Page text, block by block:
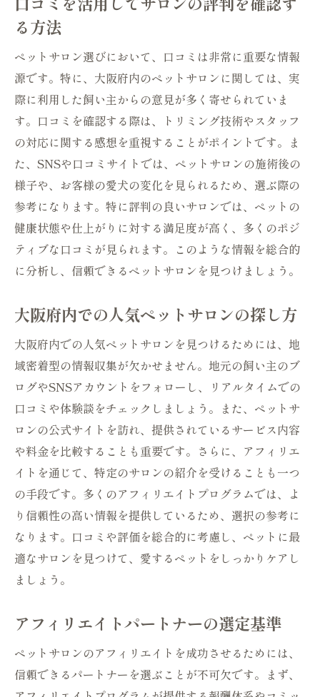
アフィリエイトサイトのレビューを活用す
ペットサロンの安全対策を確認する
大阪府内のアフィリエイト特典を利用する
方法
ペットサロン選びのための質問リストを作
成
実際に訪問する際のチェックポイント
ペットサロン選びの決め手大阪府内でのアフィ
リエイト活用法
アフィリエイトで得られる情報の活用法
大阪府でのサロン検索時の注目ポイント
ペットサロンの予約方法とその手順
アフィリエイトを使った効率的な時間管理
ペットサロンの選択における家族の意見を
尊重する
大阪府のペットサロンアフィリエイトで愛犬に
ぴったりのケアを
愛犬にとっての理想的なケアを見つける
大阪府のサロンで提供される特別ケア
アフィリエイトでアクセスできるサロンの
特典
ペットサロンでのカウンセリングの活用法
季節ごとのケアプランを提供するサロン
アフィリエイトで大阪府内の信頼できるペット
信頼性の確認方法とその指標
アフィリエイトサイトのランキングの活用
る方法
ペットサロン選びにおいて、口コミは非常に重要な情報
源です。特に、大阪府内のペットサロンに関しては、実
際に利用した飼い主からの意見が多く寄せられていま
す。口コミを確認する際は、トリミング技術やスタッフ
の対応に関する感想を重視することがポイントです。ま
た、SNSや口コミサイトでは、ペットサロンの施術後の
様子や、お客様の愛犬の変化を見られるため、選ぶ際の
参考になります。特に評判の良いサロンでは、ペットの
健康状態や仕上がりに対する満足度が高く、多くのポジ
ティブな口コミが見られます。このような情報を総合的
に分析し、信頼できるペットサロンを見つけましょう。
大阪府内での人気ペットサロンの探し方
大阪府内での人気ペットサロンを見つけるためには、地
域密着型の情報収集が欠かせません。地元の飼い主のブ
ログやSNSアカウントをフォローし、リアルタイムでの
口コミや体験談をチェックしましょう。また、ペットサ
ロンの公式サイトを訪れ、提供されているサービス内容
や料金を比較することも重要です。さらに、アフィリエ
イトを通じて、特定のサロンの紹介を受けることも一つ
の手段です。多くのアフィリエイトプログラムでは、よ
り信頼性の高い情報を提供しているため、選択の参考に
なります。口コミや評価を総合的に考慮し、ペットに最
適なサロンを見つけて、愛するペットをしっかりケアし
ましょう。
アフィリエイトパートナーの選定基準
ペットサロンのアフィリエイトを成功させるためには、
信頼できるパートナーを選ぶことが不可欠です。まず、